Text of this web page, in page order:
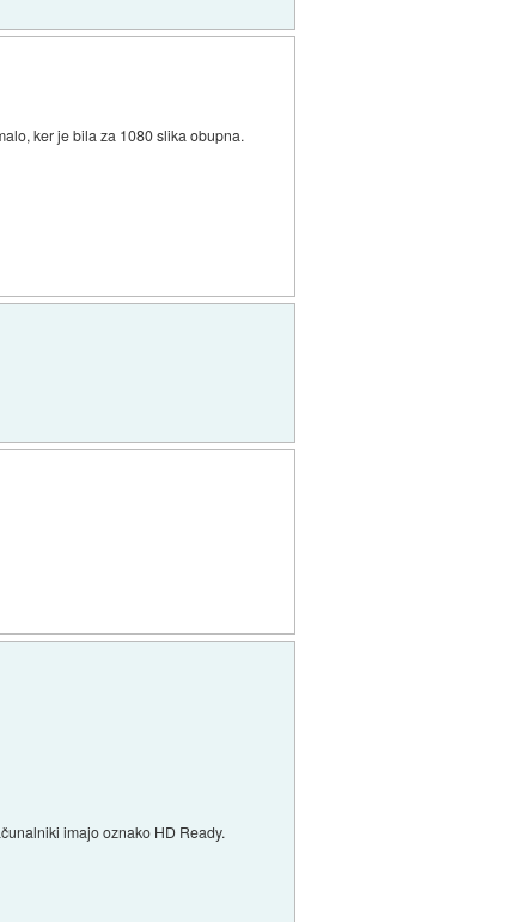
ker je bila za 1080 slika obupna.
imajo oznako HD Ready.